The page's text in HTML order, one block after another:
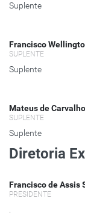
Suplente
Francisco
SUPLENTE
Suplente
Mateus de
SUPLENTE
Suplente
Diretoria
Francisco de Assis
PRESIDENTE